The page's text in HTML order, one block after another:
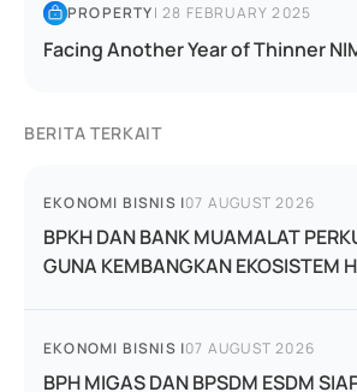
PROPERTY|28 FEBRUARY 2025
Facing Another Year of Thinner
BERITA TERKAIT
EKONOMI BISNIS |07 AUGUST 2026
BPKH DAN BANK MUAMALAT
GUNA KEMBANGKAN EKOSISTEM
EKONOMI BISNIS |07 AUGUST 2026
BPH MIGAS DAN BPSDM ESDM